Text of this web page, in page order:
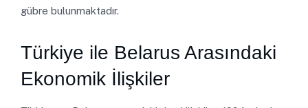
gübre bulunmaktadır.
Türkiye ile Belarus Arasındaki
Ekonomik İlişkiler